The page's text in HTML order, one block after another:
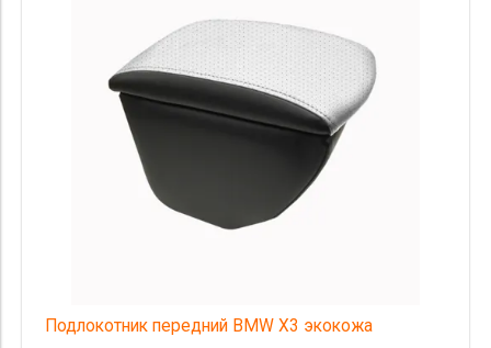
Страна происхождения
Подлокотник передний BMW X3 экокожа